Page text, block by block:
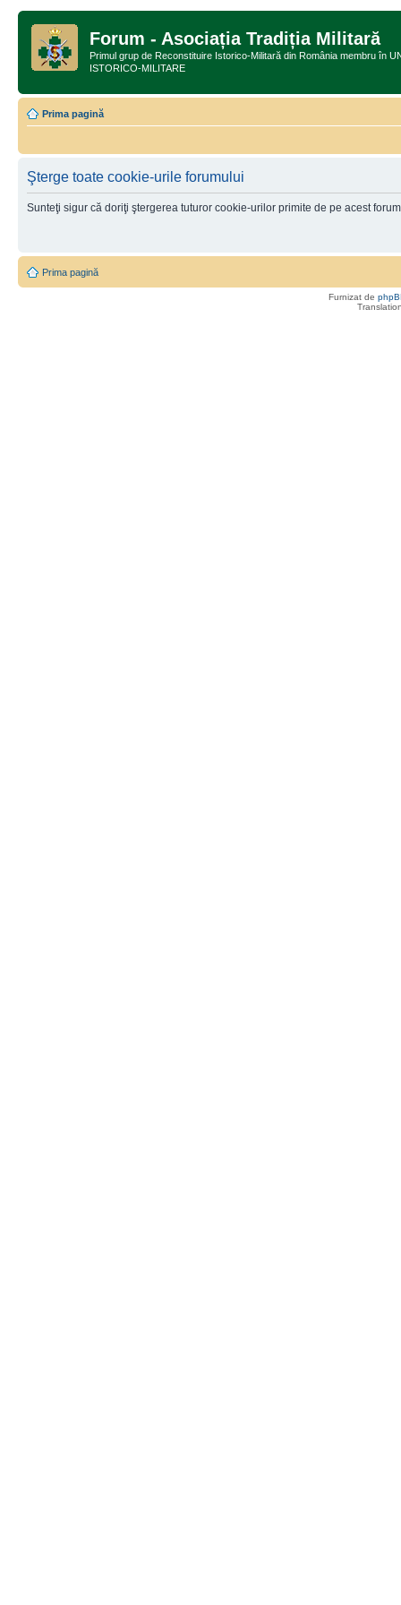
Forum - Asociația Tradiția Militară
Primul grup de Reconstituire Istorico-Militară din România membru în
ISTORICO-MILITARE
Prima pagină
Şterge toate cookie-urile forumului
Sunteţi sigur că doriţi ştergerea tuturor cookie-urilor primite de pe acest
Prima pagină
Furnizat de